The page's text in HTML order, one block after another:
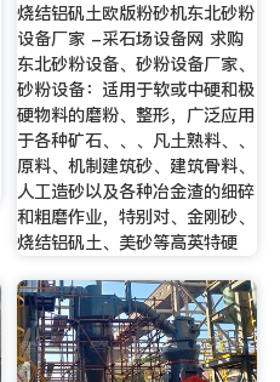
烧结铝矾土欧版粉砂机东北砂粉
设备厂家 -采石场设备网 求购
东北砂粉设备、砂粉设备厂家、
砂粉设备：适用于软或中硬和极
硬物料的磨粉、整形，广泛应用
于各种矿石、、、凡土熟料、、
原料、机制建筑砂、建筑骨料、
人工造砂以及各种冶金渣的细碎
和粗磨作业，特别对、金刚砂、
烧结铝矾土、美砂等高英特硬